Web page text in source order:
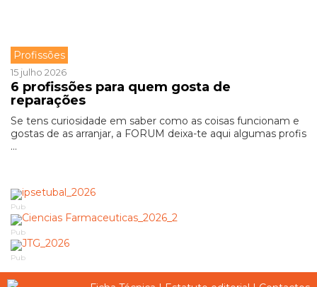
Profissões
15 julho 2026
6 profissões para quem gosta de
reparações
Se tens curiosidade em saber como as coisas funcionam e
gostas de as arranjar, a FORUM deixa-te aqui algumas profis
...
Pub
Pub
Pub